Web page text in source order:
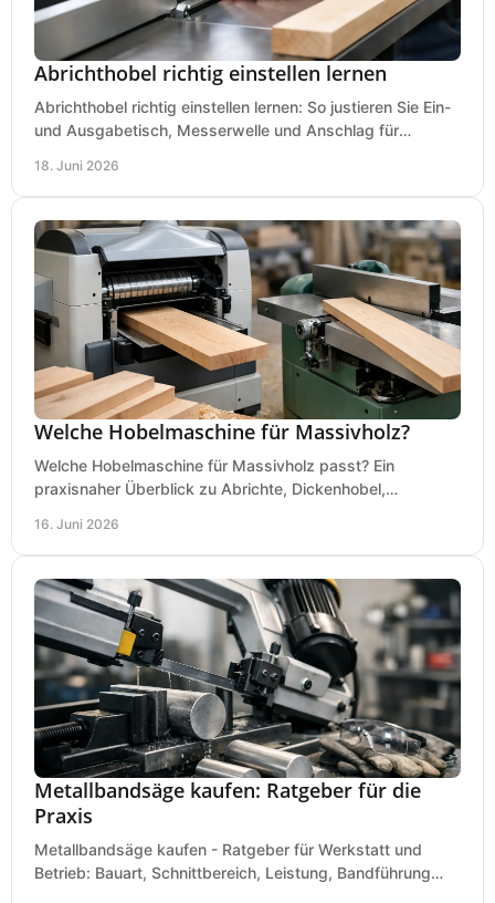
Abrichthobel richtig einstellen lernen
Abrichthobel richtig einstellen lernen: So justieren Sie Ein-
und Ausgabetisch, Messerwelle und Anschlag für
18. Juni 2026
Welche Hobelmaschine für Massivholz?
Welche Hobelmaschine für Massivholz passt? Ein
praxisnaher Überblick zu Abrichte, Dickenhobel,
16. Juni 2026
Metallbandsäge kaufen: Ratgeber für die
Praxis
Metallbandsäge kaufen - Ratgeber für Werkstatt und
Betrieb: Bauart, Schnittbereich, Leistung, Bandführung